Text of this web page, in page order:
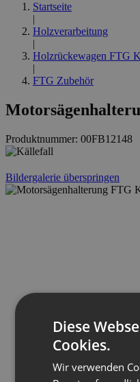
Startseite
|
Holzverarbeitung
|
Holzrückewagen FTG
|
FTG Zubehör
Produktnummer: 00FB12148
Bildergalerie überspringen
Diese
Cookies.
Wir verwenden